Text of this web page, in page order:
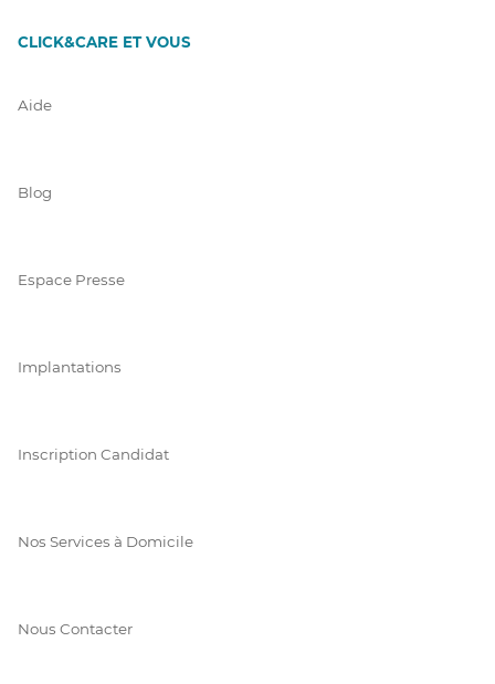
CLICK&CARE ET VOUS
Aide
Blog
Espace Presse
Implantations
Inscription Candidat
Nos Services à Domicile
Nous Contacter